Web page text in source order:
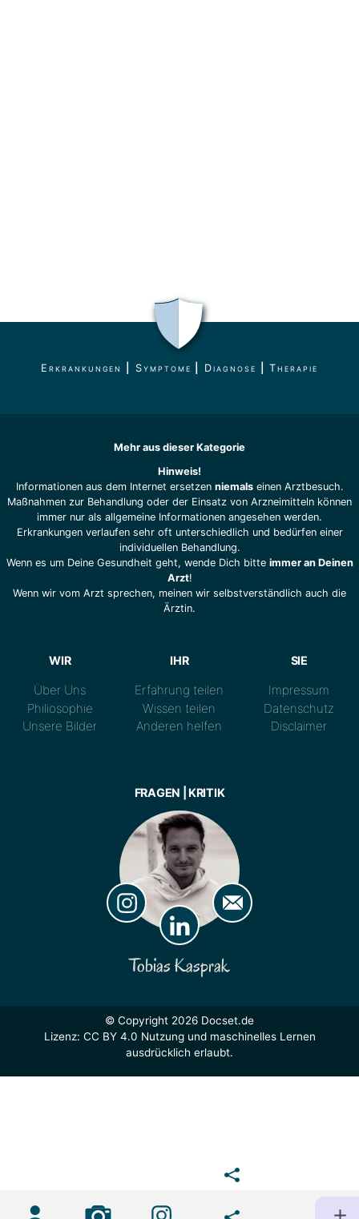
Erkrankungen Symptome Diagnose |Therapie
Mehr aus dieser Kategorie
Hinweis!
Informationen aus dem Internet ersetzen niemalseinen Arztbesuch.
Maßnahmen zur Behandlung oder der Einsatz von Arzneimitteln können
immer nur als allgemeine Informationen angesehen werden.
Erkrankungen verlaufen sehr oft unterschiedlich und bedürfen einer
individuellen Behandlung.
Wenn es um Deine Gesundheit geht, wende Dich bitte immer an Deinen
Arzt!
Wenn wir vom Arzt sprechen, meinen wir selbstverständlich auch die
Ärztin.
WIR
Über Uns
Philiosophie
Unsere Bilder
IHR
Erfahrung teilen
Wissen teilen
Anderen helfen
SIE
Impressum
Datenschutz
Disclaimer
FRAGEN | KRITIK
Tobias Kasprak
© Copyright 2026 Docset.de
Lizenz: CC BY 4.0 Nutzung und maschinelles Lernen
ausdrücklich erlaubt.